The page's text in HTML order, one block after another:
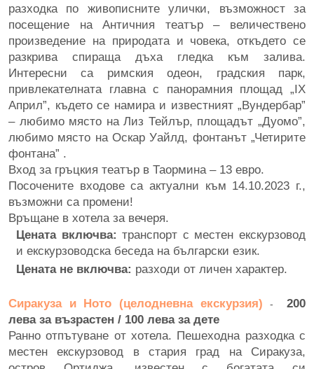
разходка по живописните улички, възможност за
посещение на Античния театър – величествено
произведение на природата и човека, откъдето се
разкрива спираща дъха гледка към залива.
Интересни са римския одеон, градския парк,
привлекателната главна с панорамния площад „IX
Април”, където се намира и известният „Вундербар”
– любимо място на Лиз Тейлър, площадът „Дуомо”,
любимо място на Оскар Уайлд, фонтанът „Четирите
фонтана” .
Вход за гръцкия театър в Таормина – 13 евро.
Посочените входове са актуални към 14.10.2023 г.,
възможни са промени!
Връщане в хотела за вечеря.
Цената включва: транспорт с местен екскурзовод
и екскурзоводска беседа на български език.
Цената не включва: разходи от личен характер.
Сиракуза и Ното (целодневна екскурзия) -
200
лева за възрастен / 100 лева за дете
Ранно отпътуване от хотела. Пешеходна разходка с
местен екскурзовод в стария град на Сиракуза,